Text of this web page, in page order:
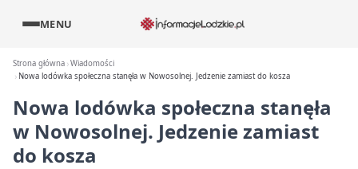
MENU
Strona główna Wiadomości
Nowa lodówka społeczna stanęła w Nowosolnej. Jedzenie zamiast do kosza
Nowa lodówka społeczna stanęła
w Nowosolnej. Jedzenie zamiast
do kosza